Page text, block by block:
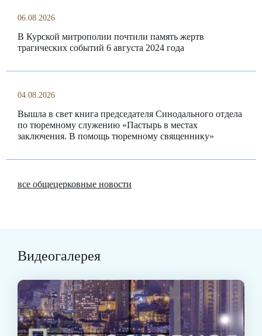
06.08.2026
В Курской митрополии почтили память жертв
трагических событий 6 августа 2024 года
04.08.2026
Вышла в свет книга председателя Синодального отдела
по тюремному служению «Пастырь в местах
заключения. В помощь тюремному священнику»
все общецерковные новости
Видеогалерея